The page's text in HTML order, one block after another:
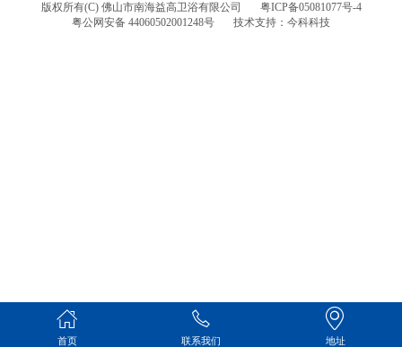
版权所有(C) 佛山市南海益高卫浴有限公司
粤ICP备05081077号-4
粤公网安备 44060502001248号
技术支持：今科科技
首页 联系我们 地址